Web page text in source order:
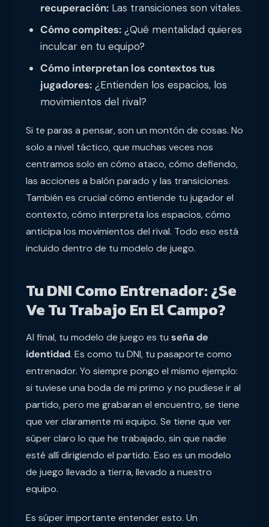
recuperación:Las transiciones son vitales.
Cómo compites:¿Qué mentalidad quieres
inculcar en tu equipo?
Cómo interpretan los contextos tus
jugadores:¿Entienden los espacios, los
movimientos del rival?
Si te paras a pensar, son un montón de cosas. No
solo a nivel táctico, que muchas veces nos
centramos solo en cómo ataco, cómo defiendo,
las acciones a balón parado y las transiciones.
También es crucial cómo entiende tu jugador el
contexto, cómo interpreta los espacios, cómo
anticipa los movimientos del rival. Todo eso está
incluido dentro de tu modelo de juego.
Tu DNI Como Entrenador: ¿Se
Ve Tu Trabajo En El Campo?
Al final, tu modelo de juego es tu seña de
identidad. Es como tu DNI, tu pasaporte como
entrenador. Yo siempre pongo el mismo ejemplo:
si tuviese una boda de mi primo y no pudiese ir al
partido, pero me grabaran el encuentro, se tiene
que ver claramente mi equipo. Se tiene que ver
súper claro lo que he trabajado, sin que nadie
esté allí dirigiendo el partido. Eso es un modelo
de juego llevado a tierra, llevado a nuestro
equipo.
Es súper importante entender esto. Un